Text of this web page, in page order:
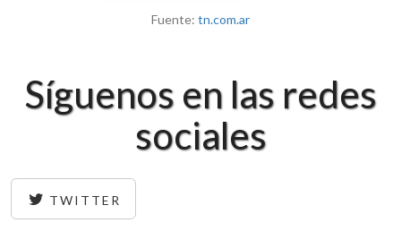
Fuente: tn.com.ar
Síguenos en las redes
sociales
TWITTER